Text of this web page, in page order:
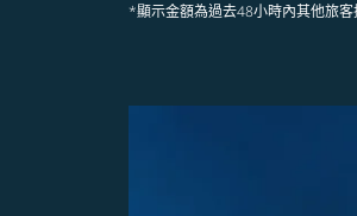
*顯示金額為過去48小時內其他旅